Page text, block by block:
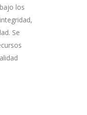
los
Se